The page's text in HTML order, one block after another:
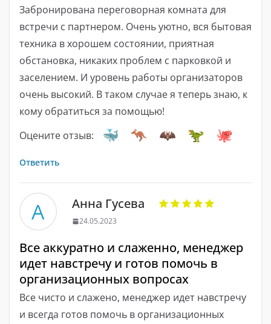
Забронирована переговорная комната для
встречи с партнером. Очень уютно, вся бытовая
техника в хорошем состоянии, приятная
обстановка, никаких проблем с парковкой и
заселением. И уровень работы организаторов
очень высокий. В таком случае я теперь знаю, к
кому обратиться за помощью!
Оцените отзыв:
Ответить
А Анна Гусева
24.05.2023
Все аккуратно и слаженно, менеджер
идет навстречу и готов помочь в
организационных вопросах
Все чисто и слажено, менеджер идет навстречу
и всегда готов помочь в организационных